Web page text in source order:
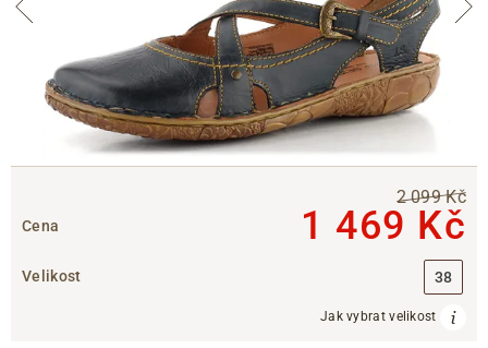
Cena
2 099 Kč
1 469 Kč
Velikost 38
Jak vybrat velikost